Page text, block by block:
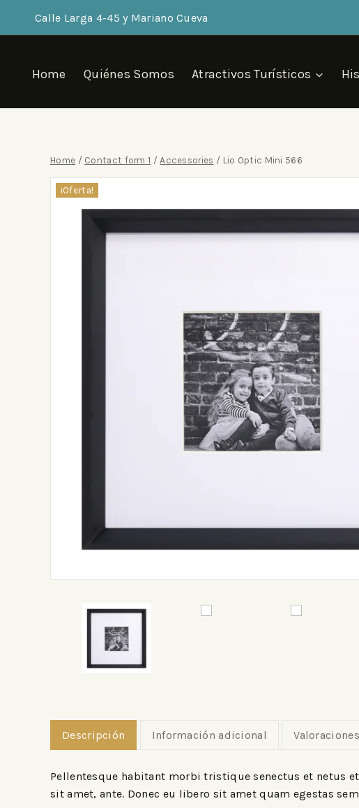
Calle Larga 4-45 y Mariano Cueva
Home Quiénes Somos Atractivos Turísticos
Home / Contact form 1 / Accessories / Lio Optic Mini 566
¡Oferta!
Descripción Información adicional
Pellentesque habitant morbi tristique senectus et netus
sit amet, ante. Donec eu libero sit amet quam egestas